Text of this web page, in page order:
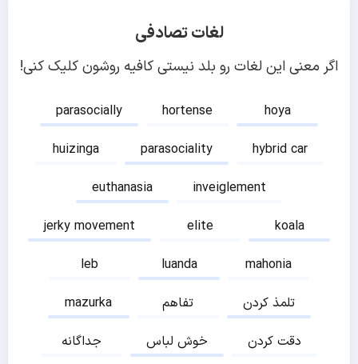
لغات تصادفی
اگر معنی این لغات رو بلد نیستی کافیه روشون کلیک کنی!
parasocially hortense
hoya
huizinga
parasociality
hybrid car
euthanasia
inveiglement
jerky movement
elite
koala
leb
luanda
mahonia
mazurka
تفاهم
تلمذ کردن
جداگانه
خوش لباس
دقت کردن